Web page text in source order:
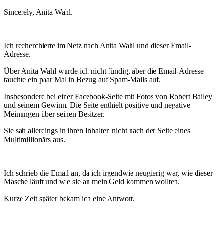
Sincerely, Anita Wahl.
Ich recherchierte im Netz nach Anita Wahl und dieser Email-
Adresse.
Über Anita Wahl wurde ich nicht fündig, aber die Email-Adresse
tauchte ein paar Mal in Bezug auf Spam-Mails auf.
Insbesondere bei einer Facebook-Seite mit Fotos von Robert Bailey
und seinem Gewinn. Die Seite enthielt positive und negative
Meinungen über seinen Besitzer.
Sie sah allerdings in ihren Inhalten nicht nach der Seite eines
Multimillionärs aus.
Ich schrieb die Email an, da ich irgendwie neugierig war, wie dieser
Masche läuft und wie sie an mein Geld kommen wollten.
Kurze Zeit später bekam ich eine Antwort.